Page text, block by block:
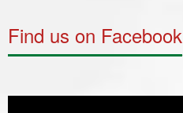
Find us on Facebook